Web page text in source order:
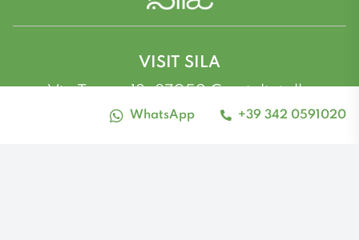
WhatsApp +39 342 0591020
VISIT SILA
Via Tasso, 13, 87052 Camigliatello
Silano CS
alto_contrasto